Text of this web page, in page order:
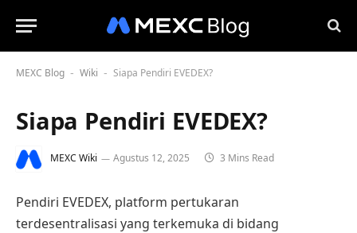
MEXC Blog - Wiki - Siapa Pendiri EVEDEX?
Siapa Pendiri EVEDEX?
MEXC Wiki Agustus 12, 2025 3 Mins Read
Pendiri EVEDEX, platform pertukaran
terdesentralisasi yang terkemuka di bidang